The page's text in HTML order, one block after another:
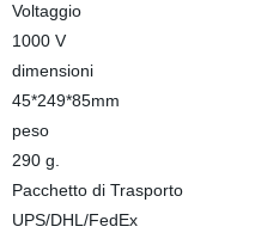
Voltaggio
1000 V
dimensioni
45*249*85mm
peso
290 g.
Pacchetto di Trasporto
UPS/DHL/FedEx